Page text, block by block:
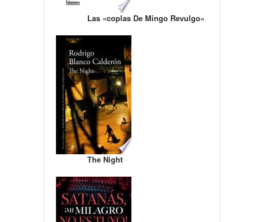
Las «coplas De Mingo Revulgo»
The Night